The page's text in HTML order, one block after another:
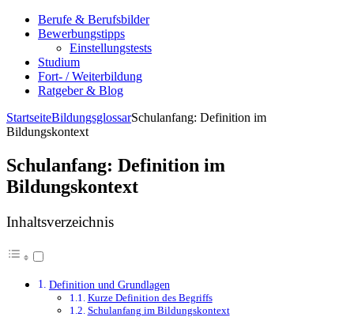
Berufe & Berufsbilder
Bewerbungstipps
Einstellungstests
Studium
Fort- / Weiterbildung
Ratgeber & Blog
StartseiteBildungsglossarSchulanfang: Definition im
Bildungskontext
Schulanfang: Definition im
Bildungskontext
Inhaltsverzeichnis
Definition und Grundlagen
Kurze Definition des Begriffs
Schulanfang im Bildungskontext